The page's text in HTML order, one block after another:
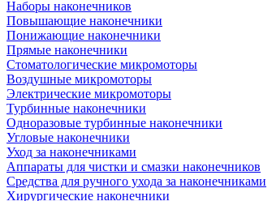
Наборы наконечников
Повышающие наконечники
Понижающие наконечники
Прямые наконечники
Стоматологические микромоторы
Воздушные микромоторы
Электрические микромоторы
Турбинные наконечники
Одноразовые турбинные наконечники
Угловые наконечники
Уход за наконечниками
Аппараты для чистки и смазки наконечников
Средства для ручного ухода за наконечниками
Хирургические наконечники